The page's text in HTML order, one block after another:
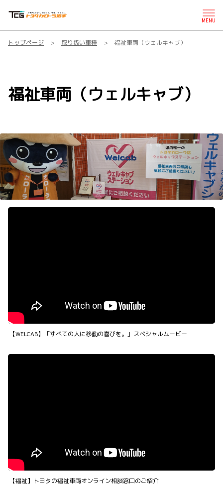
MENU
トップページ 取り扱い車種 福祉車両（ウェルキャブ）
福祉車両（ウェルキャブ）
【WELCAB】「すべての人に移動の喜びを。」スペシャルムービー
【福祉】トヨタの福祉車両オンライン相談窓口のご紹介